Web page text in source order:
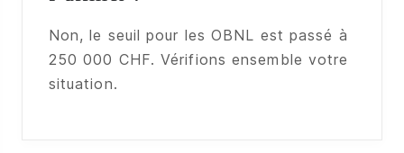
Non, le seuil pour les OBNL est passé à
250 000 CHF. Vérifions ensemble votre
situation.